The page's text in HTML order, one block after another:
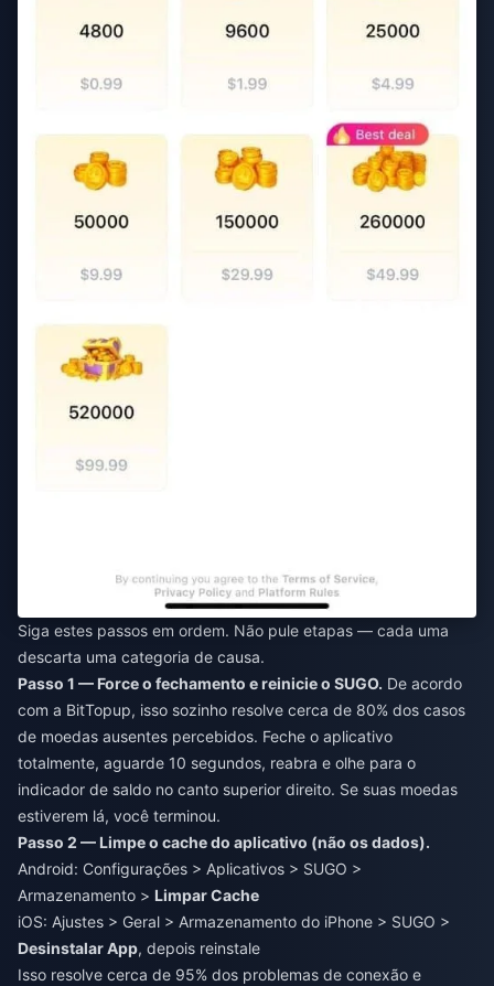
Siga estes passos em ordem. Não pule etapas — cada uma
descarta uma categoria de causa.
Passo 1 — Force o fechamento e reinicie o SUGO. De acordo
com a BitTopup, isso sozinho resolve cerca de 80% dos casos
de moedas ausentes percebidos. Feche o aplicativo
totalmente, aguarde 10 segundos, reabra e olhe para o
indicador de saldo no canto superior direito. Se suas moedas
estiverem lá, você terminou.
Passo 2 — Limpe o cache do aplicativo (não os dados).
Android: Configurações > Aplicativos > SUGO >
Armazenamento > Limpar Cache
iOS: Ajustes > Geral > Armazenamento do iPhone > SUGO >
Desinstalar App, depois reinstale
Isso resolve cerca de 95% dos problemas de conexão e